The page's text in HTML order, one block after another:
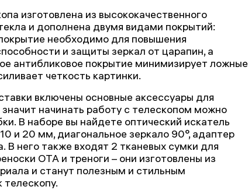
изготовлена из высококачественного
и дополнена двумя видами покрытий:
необходимо для повышения
и защиты зеркал от царапин, а
антибликовое покрытие минимизирует ложные
четкость картинки.
включены основные аксессуары для
начинать работу с телескопом можно
В наборе вы найдете оптический искатель
и 20 мм, диагональное зеркало 90°, адаптер
В него также входят 2 тканевых сумки для
ОТА и треноги – они изготовлены из
и станут полезным и стильным